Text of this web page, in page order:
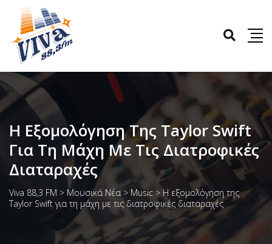
Η Εξομολόγηση Της Taylor Swift
Για Τη Μάχη Με Τις Διατροφικές
Διαταραχές
Viva 88,3 FM > Μουσικά Νέα > Music > Η εξομολόγηση της
Taylor Swift για τη μάχη με τις διατροφικές διαταραχές